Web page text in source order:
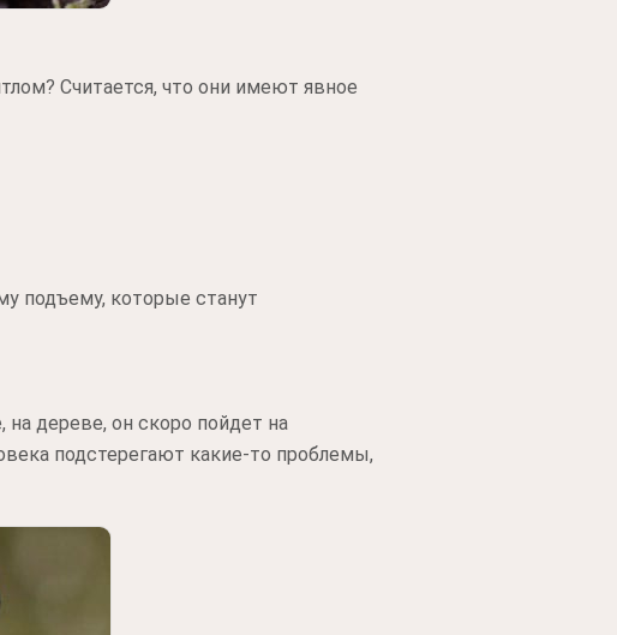
Считается, что они имеют явное
подъему, которые станут
дереве, он скоро пойдет на
подстерегают какие-то проблемы,